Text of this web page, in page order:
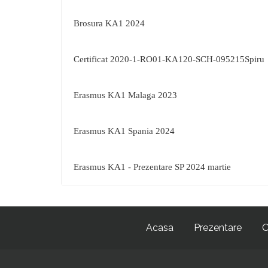
Brosura KA1 2024
Certificat 2020-1-RO01-KA120-SCH-095215Spiru
Erasmus KA1 Malaga 2023
Erasmus KA1 Spania 2024
Erasmus KA1 - Prezentare SP 2024 martie
Acasa Prezentare